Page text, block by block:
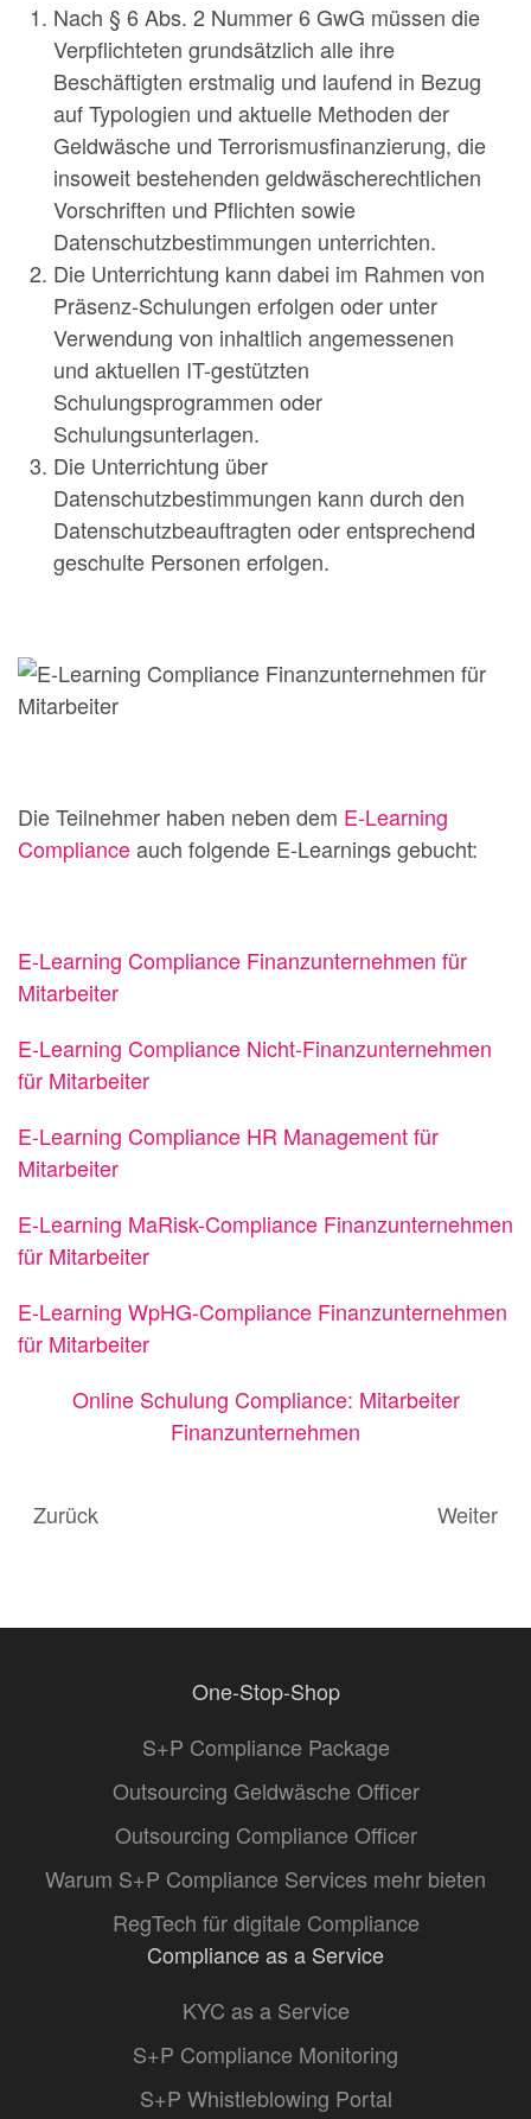
Nach § 6 Abs. 2 Nummer 6 GwG müssen die
Verpflichteten grundsätzlich alle ihre
Beschäftigten erstmalig und laufend in Bezug
auf Typologien und aktuelle Methoden der
Geldwäsche und Terrorismusfinanzierung, die
insoweit bestehenden geldwäscherechtlichen
Vorschriften und Pflichten sowie
Datenschutzbestimmungen unterrichten.
Die Unterrichtung kann dabei im Rahmen von
Präsenz-Schulungen erfolgen oder unter
Verwendung von inhaltlich angemessenen
und aktuellen IT-gestützten
Schulungsprogrammen oder
Schulungsunterlagen.
Die Unterrichtung über
Datenschutzbestimmungen kann durch den
Datenschutzbeauftragten oder entsprechend
geschulte Personen erfolgen.
Die Teilnehmer haben neben dem E-Learning
Complianceauch folgende E-Learnings gebucht:
E-Learning Compliance Finanzunternehmen für
Mitarbeiter
E-Learning Compliance Nicht-Finanzunternehmen
für Mitarbeiter
E-Learning Compliance HR Management für
Mitarbeiter
E-Learning MaRisk-Compliance Finanzunternehmen
für Mitarbeiter
E-Learning WpHG-Compliance Finanzunternehmen
für Mitarbeiter
Online Schulung Compliance: Mitarbeiter
Finanzunternehmen
Zurück Weiter
One-Stop-Shop
S+P Compliance Package
Outsourcing Geldwäsche Officer
Outsourcing Compliance Officer
Warum S+P Compliance Services mehr bieten
RegTech für digitale Compliance
Compliance as a Service
KYC as a Service
S+P Compliance Monitoring
S+P Whistleblowing Portal